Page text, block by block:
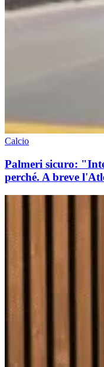
Calcio
Palmeri sicuro:
perché. A breve